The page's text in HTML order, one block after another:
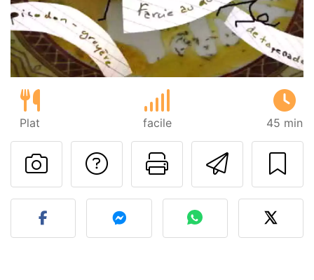
Plat facile 45 min
Imprimer
Poser une
Publier votre photo de